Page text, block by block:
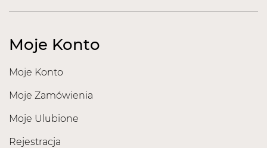
Moje Konto
Moje Konto
Moje Zamówienia
Moje Ulubione
Rejestracja